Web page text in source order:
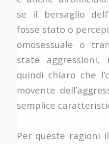
se il bersaglio
fosse stato o
omosessuale o
state aggressioni,
quindi chiaro che
movente
semplice
Per queste ragioni